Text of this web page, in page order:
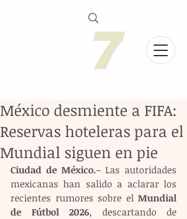
México desmiente a FIFA:
Reservas hoteleras para el
Mundial siguen en pie
Ciudad de México.– Las autoridades
mexicanas han salido a aclarar los
recientes rumores sobre el Mundial
de Fútbol 2026, descartando de